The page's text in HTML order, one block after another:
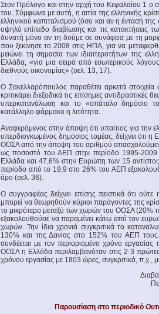
Στον Πρόλογο και στην αρχή του Κεφαλαίου 1 ο
του. Σύμφωνα με αυτή, η αιτία της ελληνικής
ελληνικού καπιταλισμού (όσο και αν η έντασή
υψηλό επίπεδο διαβίωσης και τις κατακτήσεις
δυνατή μόνο αν τη δούμε σε συνάφεια με τη
που ξεκίνησε το 2008 στις ΗΠΑ, για να
μειώνει τη σημασία των ιδιαιτεροτήτων της
Ελλάδα, «για μια σειρά από εσωτερικούς
διεθνούς οικονομίας» (σελ. 13, 17).
Ο Σακελλαρόπουλος παραθέτει αρκετά
κριτικάρει διεξοδικά τις επίσημες
υπερκατανάλωση και το «σπάταλο δημόσιο
κατάλληλο φάρμακο η λιτότητα.
Αναφερόμενος στην άποψη ότι υπαίτιος για την
υπερδιογκωμένος δημόσιος τομέας, δείχνει ότι
ΟΟΣΑ από την άποψη του αριθμού
ως ποσοστό του ΑΕΠ στην περίοδο 1995-2009
Ελλάδα και 47,6% στην Ευρώπη των 15
περίοδο από το 19,9 στο 26% του ΑΕΠ
όρο (σελ. 36).
Ο συγγραφέας δείχνει επίσης πειστικά ότι
μπορεί να θεωρηθούν κύριοι παράγοντες της
το μικρότερο μεταξύ των χωρών του ΟΟΣΑ (20%
εξακολουθούσε να παραμένει κάτω από τον
χωρών. Την ίδια χρονιά συγκριτικά το
130% και της Δανίας στο 152% του ΑΕΠ
συνδέεται με τον περιορισμένο χρόνο
ΟΟΣΑ η Ελλάδα περιλαμβανόταν στις 2-3
χρόνου εργασίας με 1803 ώρες, συγκριτικά, π.χ.,
Παρουσίαση στο περιοδικό